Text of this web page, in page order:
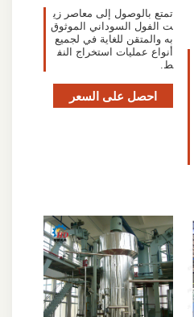
تمتع بالوصول إلى معاصر زي
ت الفول السوداني الموثوق
به والمتقن للغاية في لجميع
أنواع عمليات استخراج النف
ط.
احصل على السعر